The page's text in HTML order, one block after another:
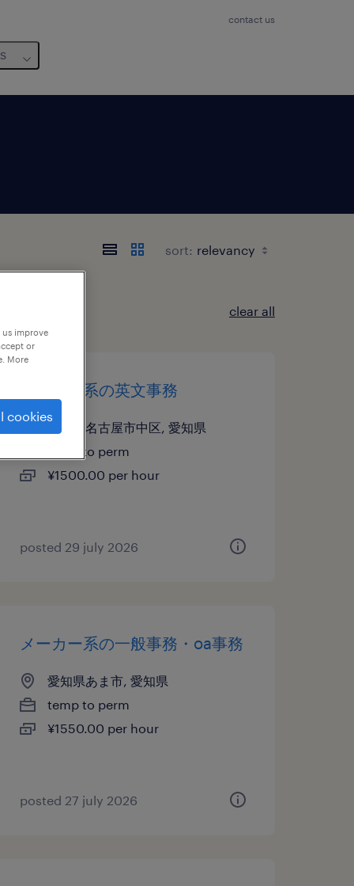
contact us
sort:
clear all
メーカー系の英文事務
愛知県名古屋市中区, 愛知県
temp to perm
¥1500.00 per hour
posted 29 july 2026
メーカー系の一般事務・oa事務
愛知県あま市, 愛知県
temp to perm
¥1550.00 per hour
posted 27 july 2026
improve
or
More
cookies